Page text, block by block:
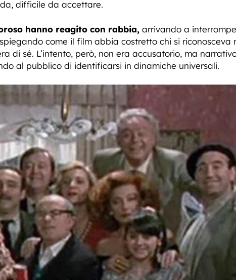
difficile da accettare.
hanno reagito con rabbia, arrivando a
come il film abbia costretto chi si riconosceva
di sé. L’intento, però, non era accusatorio, ma
al pubblico di identificarsi in dinamiche universali.